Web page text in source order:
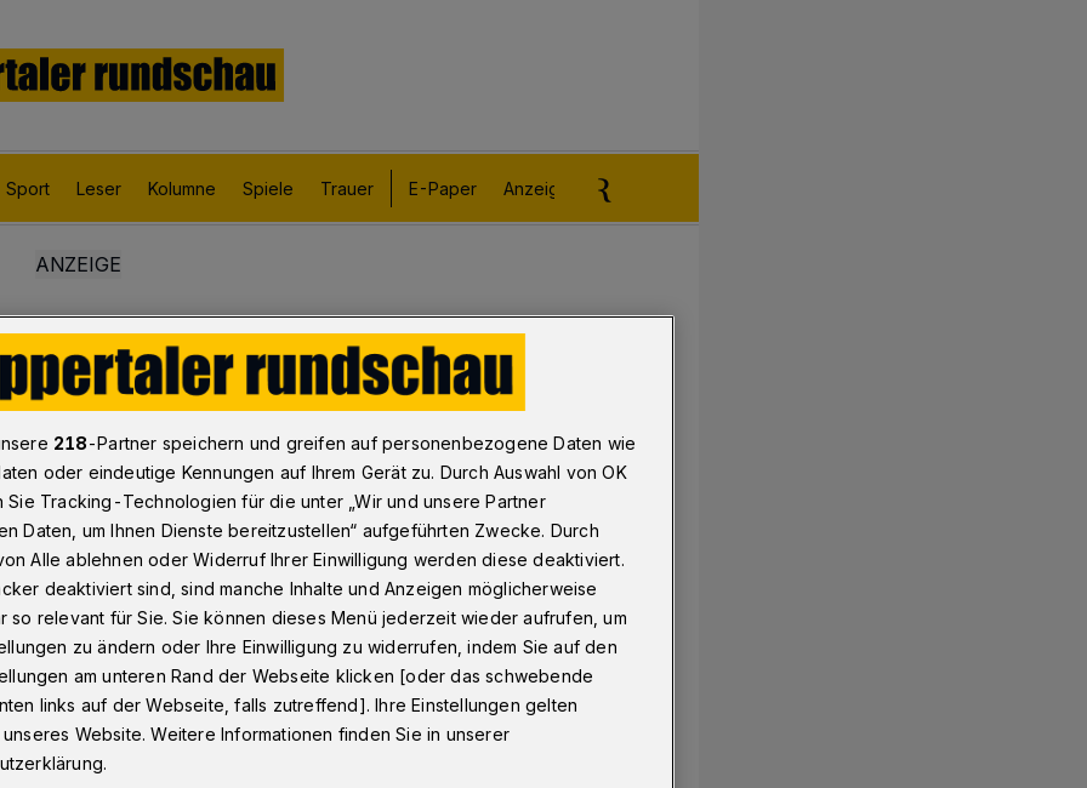
Sport Leser Kolumne Spiele Trauer E-Paper Anzeigen aufgeben
in Wuppertal-Oberbarmen
218-Partner speichern und greifen auf personenbezogene Daten wie
oder eindeutige Kennungen auf Ihrem Gerät zu. Durch Auswahl von OK
Sie Tracking-Technologien für die unter „Wir und unsere Partner
Daten, um Ihnen Dienste bereitzustellen“ aufgeführten Zwecke. Durch
Alle ablehnen oder Widerruf Ihrer Einwilligung werden diese deaktiviert.
deaktiviert sind, sind manche Inhalte und Anzeigen möglicherweise
so relevant für Sie. Sie können dieses Menü jederzeit wieder aufrufen, um
zu ändern oder Ihre Einwilligung zu widerrufen, indem Sie auf den
am unteren Rand der Webseite klicken [oder das schwebende
links auf der Webseite, falls zutreffend]. Ihre Einstellungen gelten
Website. Weitere Informationen finden Sie in unserer